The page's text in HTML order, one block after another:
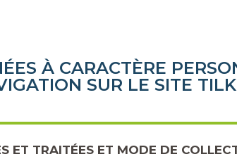
À CARACTÈRE
SUR LE SITE
ET TRAITÉES ET MODE DE